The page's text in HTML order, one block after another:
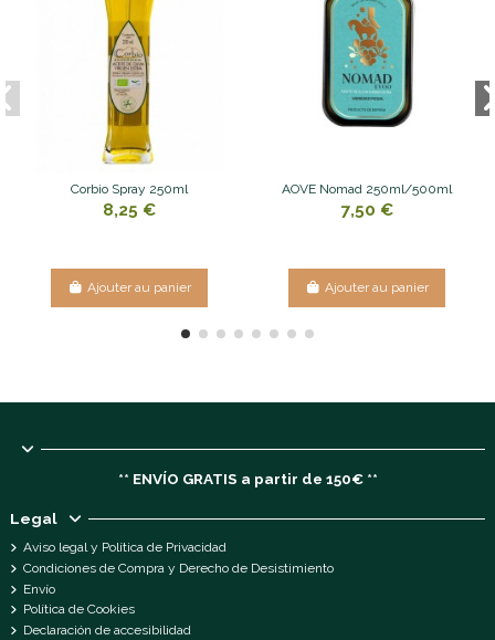
Corbio Spray 250ml
8,25 €
Ajouter au panier
AOVE Nomad 250ml/500ml
7,50 €
Ajouter au panier
** ENVÍO GRATIS a partir de 150€ **
Legal
Aviso legal y Política de Privacidad
Condiciones de Compra y Derecho de Desistimiento
Envío
Política de Cookies
Declaración de accesibilidad